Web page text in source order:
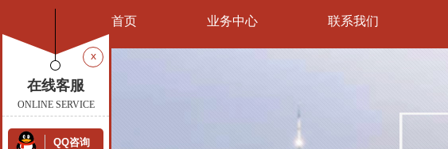
龙珠首页 业务中心 联系我们
x
在线客服
ONLINE SERVICE
QQ咨询